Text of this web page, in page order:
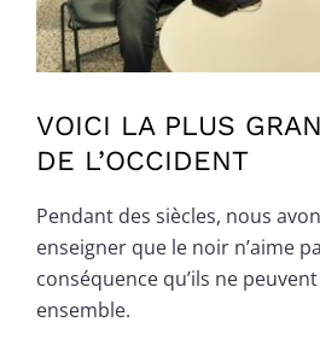
VOICI LA PLUS
DE L’OCCIDENT
Pendant des siècles, nous
enseigner que le noir n’aime
conséquence qu’ils ne
ensemble.